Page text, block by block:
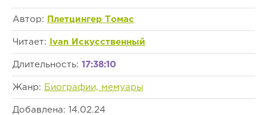
Автор: Плетцингер Томас
Читает: Ivan Искусственный
Длительность: 17:38:10
Жанр: Биографии, мемуары
Добавлена: 14.02.24